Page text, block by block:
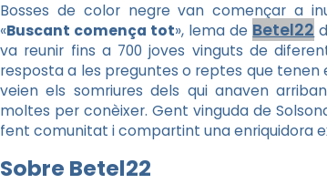
Bosses de color negre van començar a
«Buscant comença tot», lema de Betel22
va reunir fins a 700 joves vinguts de
resposta a les preguntes o reptes que tenen
veien els somriures dels qui anaven
moltes per conèixer. Gent vinguda de
fent comunitat i compartint una enriquidora
Sobre Betel22